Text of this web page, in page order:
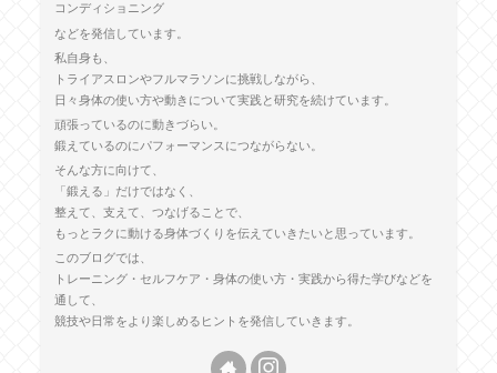
コンディショニング
などを発信しています。
私自身も、
トライアスロンやフルマラソンに挑戦しながら、
日々身体の使い方や動きについて実践と研究を続けています。
頑張っているのに動きづらい。
鍛えているのにパフォーマンスにつながらない。
そんな方に向けて、
「鍛える」だけではなく、
整えて、支えて、つなげることで、
もっとラクに動ける身体づくりを伝えていきたいと思っています。
このブログでは、
トレーニング・セルフケア・身体の使い方・実践から得た学びなどを
通して、
競技や日常をより楽しめるヒントを発信していきます。